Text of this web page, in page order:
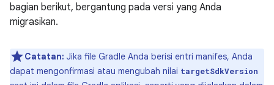
bagian berikut, bergantung pada versi yang Anda
migrasikan.
Catatan: Jika file Gradle Anda berisi entri manifes, Anda
dapat mengonfirmasi atau mengubah nilai targetSdkVersion